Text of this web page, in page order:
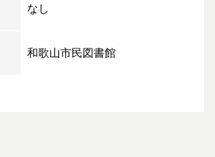
なし
和歌山市民図書館